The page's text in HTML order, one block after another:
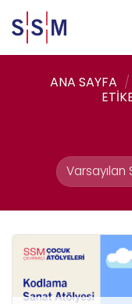
to
content
ANA SAYFA /